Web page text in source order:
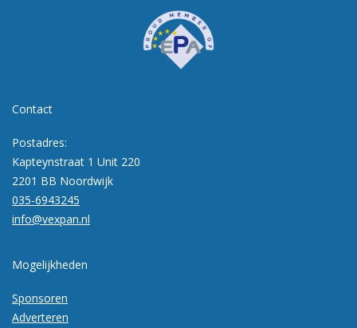
Contact
Postadres:
Kapteynstraat 1 Unit 220
2201 BB Noordwijk
035-6943245
info@vexpan.nl
Mogelijkheden
Sponsoren
Adverteren